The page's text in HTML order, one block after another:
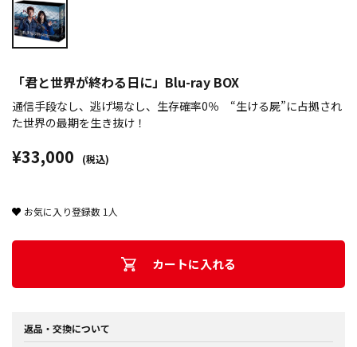
「君と世界が終わる日に」Blu-ray BOX
通信手段なし、逃げ場なし、生存確率0％ “生ける屍”に占拠され
た世界の最期を生き抜け！
¥33,000 (税込)
お気に入り登録数 1 人
カートに入れる
返品・交換について